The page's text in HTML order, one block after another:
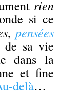
rien
si ce
, pensées
de sa vie
dans la
et fine
delà…